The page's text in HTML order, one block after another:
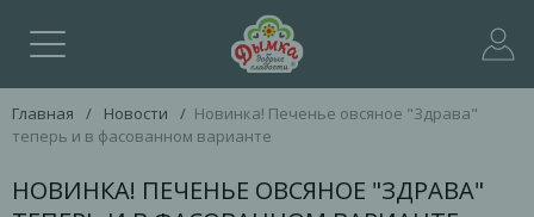
Главная / Новости / Новинка! Печенье овсяное "Здрава"
теперь и в фасованном варианте
НОВИНКА! ПЕЧЕНЬЕ ОВСЯНОЕ "ЗДРАВА"